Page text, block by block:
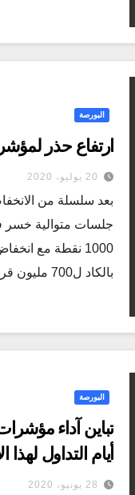
البورصة
ارتفاع حذر
20 يوليو، 2020
بعد سلسلة من
جلسات متوالية خسر
1000 نقطة مع
بالكاد ل700 مليون قرب…
البورصة
تباين آداء
أيام التداول لهذا
28 يونيو، 2020